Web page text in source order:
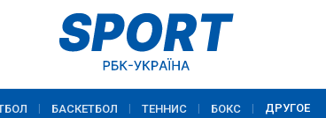
БАСКЕТБОЛ ТЕННИС БОКС ДРУГОЕ